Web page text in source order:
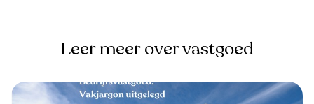
Leer meer over vastgoed